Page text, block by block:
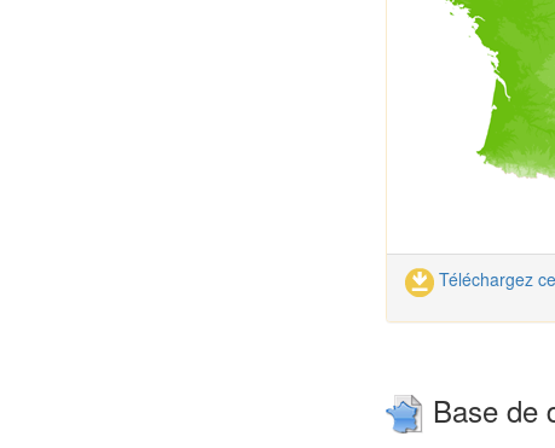
Téléchargez
Base de